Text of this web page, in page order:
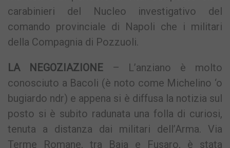
carabinieri del Nucleo investigativo del
comando provinciale di Napoli che i militari
della Compagnia di Pozzuoli.
LA NEGOZIAZIONE– L’anziano è molto
conosciuto a Bacoli (è noto come Michelino ‘o
bugiardo ndr) e appena si è diffusa la notizia sul
posto si è subito radunata una folla di curiosi,
tenuta a distanza dai militari dell’Arma. Via
Terme Romane, tra Baia e Fusaro, è stata